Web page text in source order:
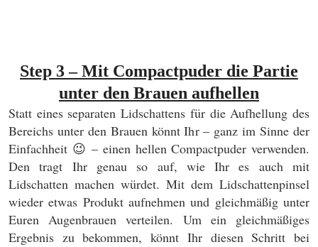
Step 3 – Mit Compactpuder die Partie
unter den Brauen aufhellen
Statt eines separaten Lidschattens für die Aufhellung des
Bereichs unter den Brauen könnt Ihr – ganz im Sinne der
Einfachheit 😉 – einen hellen Compactpuder verwenden.
Den tragt Ihr genau so auf, wie Ihr es auch mit
Lidschatten machen würdet. Mit dem Lidschattenpinsel
wieder etwas Produkt aufnehmen und gleichmäßig unter
Euren Augenbrauen verteilen. Um ein gleichmäßiges
Ergebnis zu bekommen, könnt Ihr diesen Schritt bei